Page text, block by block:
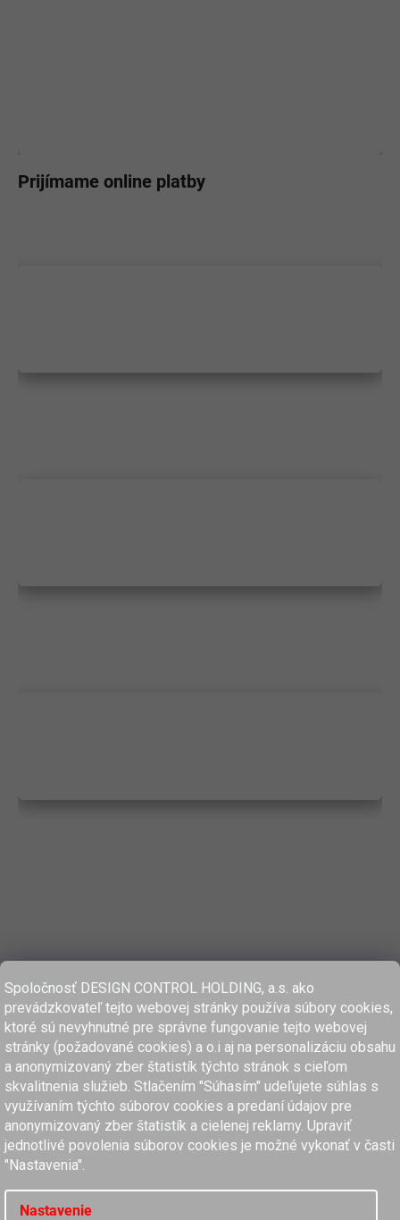
Spoločnosť DESIGN CONTROL HOLDING, a.s. ako
prevádzkovateľ tejto webovej stránky používa súbory cookies,
ktoré sú nevyhnutné pre správne fungovanie tejto webovej
stránky (požadované cookies) a o.i aj na personalizáciu obsahu
a anonymizovaný zber štatistík týchto stránok s cieľom
skvalitnenia služieb. Stlačením "Súhasím" udeľujete súhlas s
využívaním týchto súborov cookies a predaní údajov pre
anonymizovaný zber štatistík a cielenej reklamy. Upraviť
jednotlivé povolenia súborov cookies je možné vykonať v časti
"Nastavenia".
Nastavenie
Prijímame online platby
women'secret
SPRINGFIELD